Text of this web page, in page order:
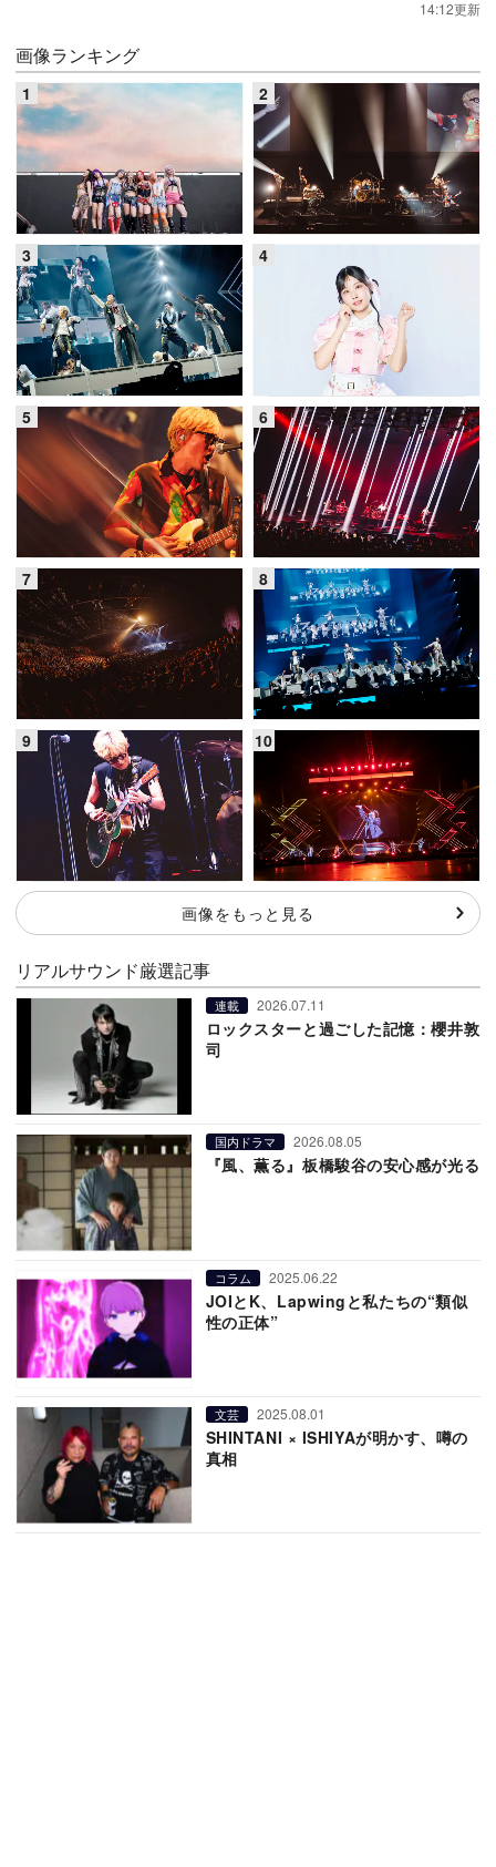
14:12更新
画像ランキング
画像をもっと見る
リアルサウンド厳選記事
連載 2026.07.11
ロックスターと過ごした記憶：櫻井敦
司
国内ドラマ 2026.08.05
『風、薫る』板橋駿谷の安心感が光る
コラム 2025.06.22
JOIとK、Lapwingと私たちの“類似
性の正体”
文芸 2025.08.01
SHINTANI × ISHIYAが明かす、噂の
真相